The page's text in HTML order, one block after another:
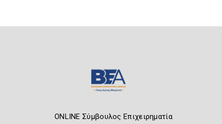
ONLINE Σύμβουλος Επιχειρηματία